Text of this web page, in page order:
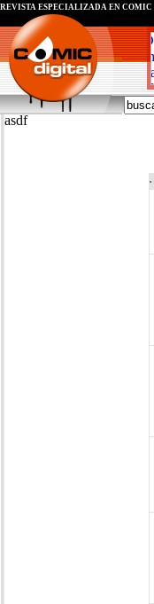
REVISTA ESPECIALIZADA EN CÓMIC
asdf
·